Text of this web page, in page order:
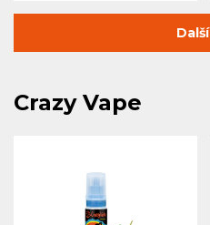
Další
Crazy Vape